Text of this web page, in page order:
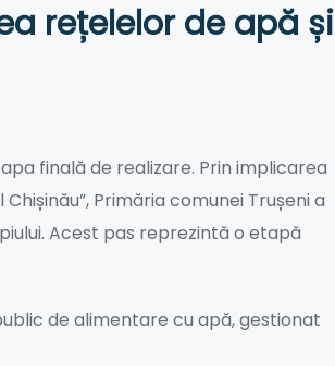
rețelelor de apă și
finală de realizare. Prin implicarea
Primăria comunei Trușeni a
Acest pas reprezintă o etapă
de alimentare cu apă, gestionat